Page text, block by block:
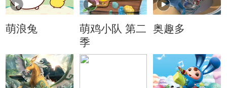
萌浪兔
萌鸡小队 第二
季
奥趣多